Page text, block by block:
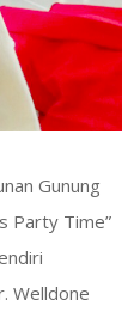
Gunung
Party Time”
Welldone